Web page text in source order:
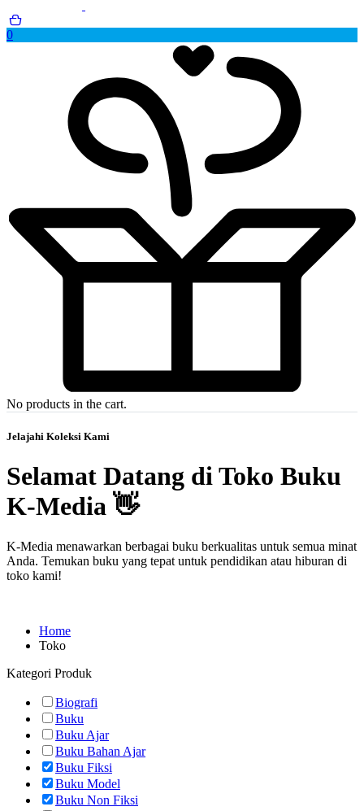
0
No products in the cart.
Jelajahi Koleksi Kami
Selamat Datang di Toko Buku
K-Media 👋
K-Media menawarkan berbagai buku berkualitas untuk semua minat
Anda. Temukan buku yang tepat untuk pendidikan atau hiburan di
toko kami!
Home
Toko
Kategori Produk
Biografi
Buku
Buku Ajar
Buku Bahan Ajar
Buku Fiksi
Buku Model
Buku Non Fiksi